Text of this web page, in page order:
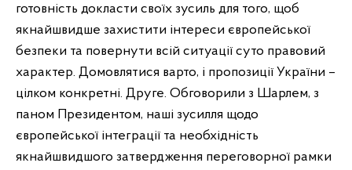
готовність докласти своїх зусиль для того, щоб
якнайшвидше захистити інтереси європейської
безпеки та повернути всій ситуації суто правовий
характер. Домовлятися варто, і пропозиції України –
цілком конкретні. Друге. Обговорили з Шарлем, з
паном Президентом, наші зусилля щодо
європейської інтеграції та необхідність
якнайшвидшого затвердження переговорної рамки